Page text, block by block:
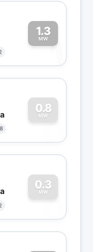
1.3
MW1
0.8
MW
0
0.3
MW
0